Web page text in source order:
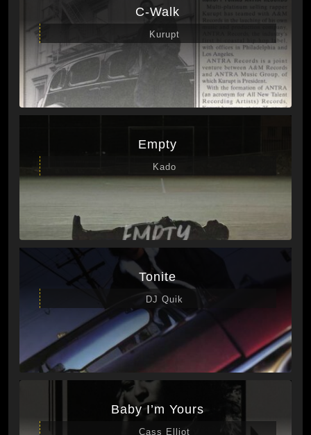
C-Walk
Kurupt
Empty
Kado
Tonite
DJ Quik
Baby I’m Yours
Cass Elliot